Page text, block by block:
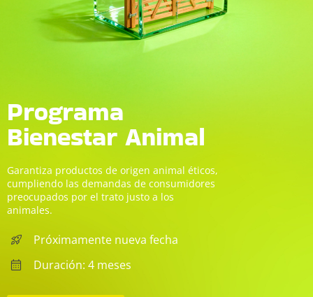
Programa
Bienestar Animal
Garantiza productos de origen animal éticos,
cumpliendo las demandas de consumidores
preocupados por el trato justo a los
animales.
Próximamente nueva fecha
Duración: 4 meses